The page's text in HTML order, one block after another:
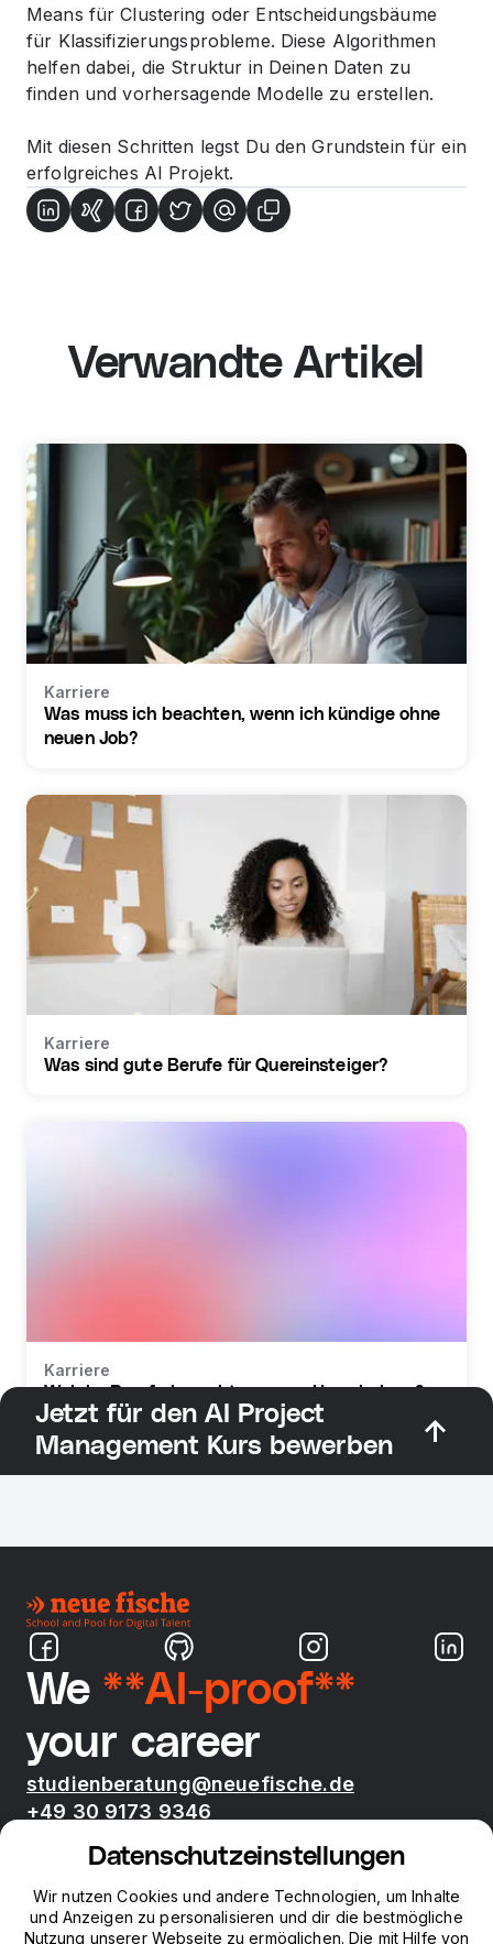
Means für Clustering oder Entscheidungsbäume
für Klassifizierungsprobleme. Diese Algorithmen
helfen dabei, die Struktur in Deinen Daten zu
finden und vorhersagende Modelle zu erstellen.
Mit diesen Schritten legst Du den Grundstein für ein
erfolgreiches AI Projekt.
Verwandte Artikel
Karriere
Was muss ich beachten, wenn ich kündige ohne
neuen Job?
Karriere
Was sind gute Berufe für Quereinsteiger?
Karriere
Welche Berufe braucht man zur Umschulung?
Jetzt für den AI Project
Management Kurs bewerben
We **AI-proof**
your career
studienberatung@neuefische.de
+49 30 9173 9346
Datenschutzeinstellungen
Wir nutzen Cookies und andere Technologien, um Inhalte
und Anzeigen zu personalisieren und dir die bestmögliche
Nutzung unserer Webseite zu ermöglichen. Die mit Hilfe von